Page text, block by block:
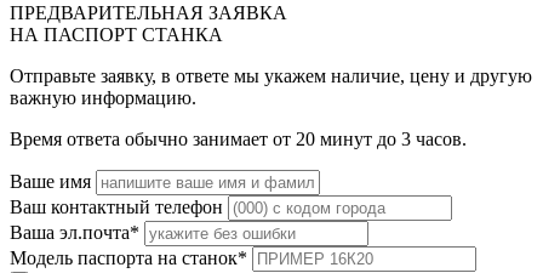
ПРЕДВАРИТЕЛЬНАЯ ЗАЯВКА
НА ПАСПОРТ СТАНКА
Отправьте заявку, в ответе мы укажем наличие, цену и другую
важную информацию.
Время ответа обычно занимает от 20 минут до 3 часов.
Ваше имя
Ваш контактный телефон
Ваша эл.почта*
Модель паспорта на станок*